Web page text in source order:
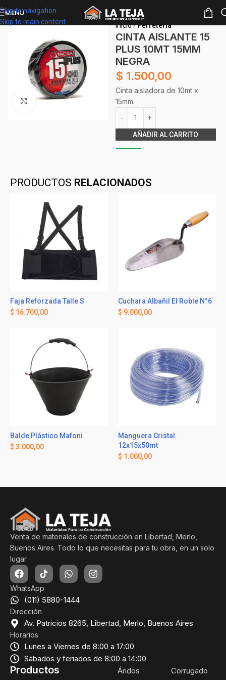
Skip to navigation
Skip to main content
MENÚ
Clickee para agrandar
Inicio Ferretería
CINTA AISLANTE 15
PLUS 10MT 15MM
NEGRA
$ 1.500,00
Cinta aisladora de 10mt x
15mm.
AÑADIR AL CARRITO
PRODUCTOS RELACIONADOS
Faja Reforzada Talle S
$ 16.700,00
Cuchara Albañil El Roble N°6
$ 9.000,00
Balde Plástico Mafoni
$ 3.000,00
Manguera Cristal
12x15x50mt
$ 1.000,00
Venta de materiales de construcción en Libertad, Merlo,
Buenos Aires. Todo lo que necesitas para tu obra, en un solo
lugar.
WhatsApp
(011) 5880-1444
Dirección
Av. Patricios 8265, Libertad, Merlo, Buenos Aires
Horarios
Lunes a Viernes de 8:00 a 17:00
Sábados y feriados de 8:00 a 14:00
Productos Áridos Corrugado